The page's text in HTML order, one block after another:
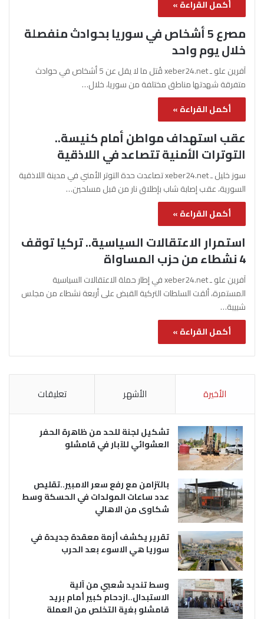
أكمل القراءة »
مصرع 5 أشخاص في سوريا بحوادث منفصلة
خلال يوم واحد
آفرين علو ـ xeber24.net قُتل ما لا يقل عن 5 أشخاص في حوادث
متفرقة شهدتها مناطق مختلفة من سوريا، خلال…
أكمل القراءة »
عقب استهداف مواطن أمام كنيسة..
التوترات الأمنية تتصاعد في اللاذقية
سوز خليل ـ xeber24.net تصاعدت حدة التوتر الأمني في مدينة اللاذقية
السورية، عقب إصابة شاب بإطلاق نار من قبل مسلحين…
أكمل القراءة »
استمرار الاعتقالات السياسية.. تركيا توقف
4 نشطاء من حزب المساواة
آفرين علو ـ xeber24.net في إطار حملة الاعتقالات السياسية
المستمرة، ألقت السلطات التركية القبض على أربعة نشطاء من مجلس
شبيبة…
أكمل القراءة »
الأخيرة الأشهر تعليقات
تشكيل لجنة للحد من ظاهرة الحفر
العشوائي للآبار في قامشلو
بالتزامن مع رفع سعر الامبير..تقليص
عدد ساعات المولدات في الحسكة وسط
شكاوى من الاهالي
تقرير يكشف أزمة معقدة جديدة في
سوريا هي الاسوء بعد الحرب
وسط تنديد شعبي من آلية
الاستبدال..ازدحام كبير أمام بريد
قامشلو بغية التخلص من العملة